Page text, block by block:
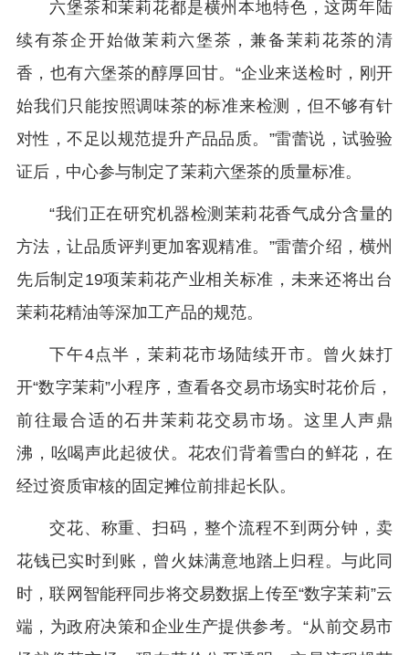
六堡茶和茉莉花都是横州本地特色，这两年陆
续有茶企开始做茉莉六堡茶，兼备茉莉花茶的清
香，也有六堡茶的醇厚回甘。“企业来送检时，刚开
始我们只能按照调味茶的标准来检测，但不够有针
对性，不足以规范提升产品品质。”雷蕾说，试验验
证后，中心参与制定了茉莉六堡茶的质量标准。
“我们正在研究机器检测茉莉花香气成分含量的
方法，让品质评判更加客观精准。”雷蕾介绍，横州
先后制定19项茉莉花产业相关标准，未来还将出台
茉莉花精油等深加工产品的规范。
下午4点半，茉莉花市场陆续开市。曾火妹打
开“数字茉莉”小程序，查看各交易市场实时花价后，
前往最合适的石井茉莉花交易市场。这里人声鼎
沸，吆喝声此起彼伏。花农们背着雪白的鲜花，在
经过资质审核的固定摊位前排起长队。
交花、称重、扫码，整个流程不到两分钟，卖
花钱已实时到账，曾火妹满意地踏上归程。与此同
时，联网智能秤同步将交易数据上传至“数字茉莉”云
端，为政府决策和企业生产提供参考。“从前交易市